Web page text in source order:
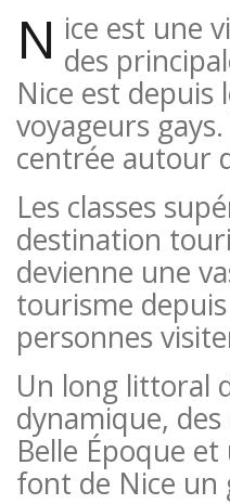
N ice est une
des
Nice est
voyageurs
centrée autour
Les classes
destination
devienne une
tourisme
personnes
Un long littoral
dynamique,
Belle Époque
font de Nice